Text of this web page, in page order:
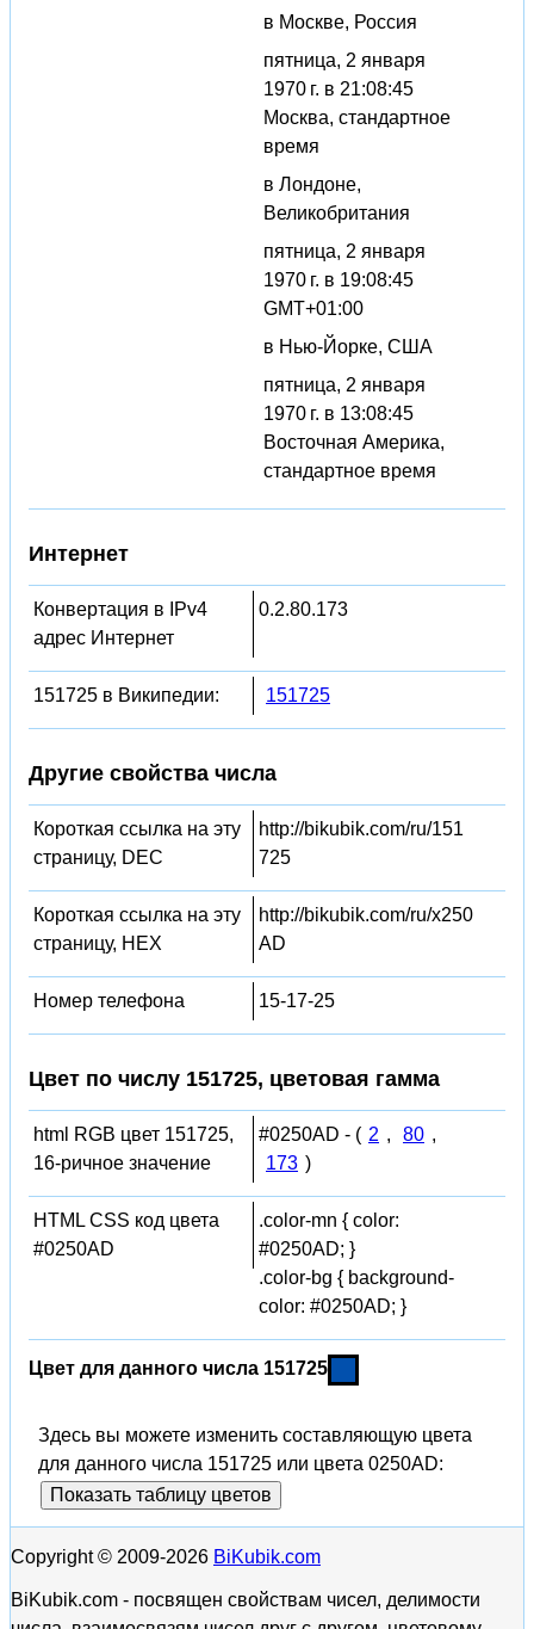
в Москве, Россия
пятница, 2 января
1970 г. в 21:08:45
Москва, стандартное
время
в Лондоне,
Великобритания
пятница, 2 января
1970 г. в 19:08:45
GMT+01:00
в Нью-Йорке, США
пятница, 2 января
1970 г. в 13:08:45
Восточная Америка,
стандартное время
Интернет
Конвертация в IPv4
адрес Интернет
0.2.80.173
151725 в Википедии: 151725
Другие свойства числа
Короткая ссылка на эту
страницу, DEC
http://bikubik.com/ru/151
725
Короткая ссылка на эту
страницу, HEX
http://bikubik.com/ru/x250
AD
Номер телефона 15-17-25
Цвет по числу 151725, цветовая гамма
html RGB цвет 151725,
16-ричное значение
#0250AD - ( 2 , 80 ,
173 )
HTML CSS код цвета
#0250AD
.color-mn { color:
#0250AD; }
.color-bg { background-
color: #0250AD; }
Цвет для данного числа 151725
Здесь вы можете изменить составляющую цвета
для данного числа 151725 или цвета 0250AD:
Показать таблицу цветов
Copyright © 2009-2026 BiKubik.com
BiKubik.com - посвящен свойствам чисел, делимости